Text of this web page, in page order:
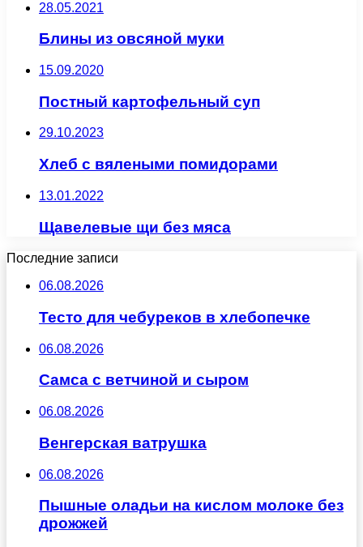
28.05.2021
Блины из овсяной муки
15.09.2020
Постный картофельный суп
29.10.2023
Хлеб с вялеными помидорами
13.01.2022
Щавелевые щи без мяса
Последние записи
06.08.2026
Тесто для чебуреков в хлебопечке
06.08.2026
Самса с ветчиной и сыром
06.08.2026
Венгерская ватрушка
06.08.2026
Пышные оладьи на кислом молоке без
дрожжей